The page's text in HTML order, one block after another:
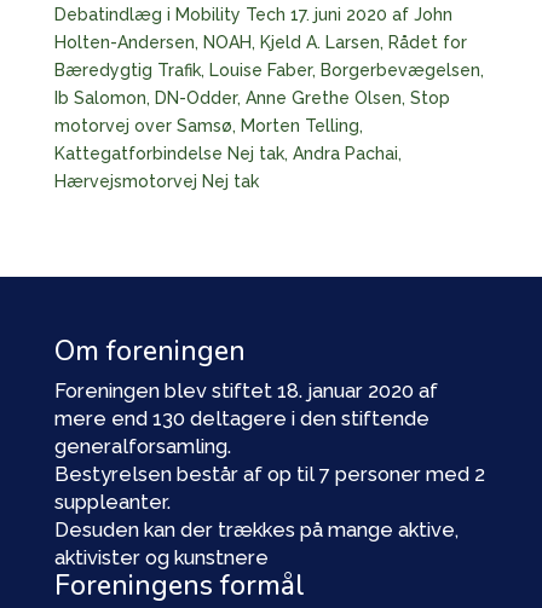
Debatindlæg i Mobility Tech 17. juni 2020 af John
Holten-Andersen, NOAH, Kjeld A. Larsen, Rådet for
Bæredygtig Trafik, Louise Faber, Borgerbevægelsen,
Ib Salomon, DN-Odder, Anne Grethe Olsen, Stop
motorvej over Samsø, Morten Telling,
Kattegatforbindelse Nej tak, Andra Pachai,
Hærvejsmotorvej Nej tak
Om foreningen
Foreningen blev stiftet 18. januar 2020 af
mere end 130 deltagere i den stiftende
generalforsamling.
Bestyrelsen består af op til 7 personer med 2
suppleanter.
Desuden kan der trækkes på mange aktive,
aktivister og kunstnere
Foreningens formål